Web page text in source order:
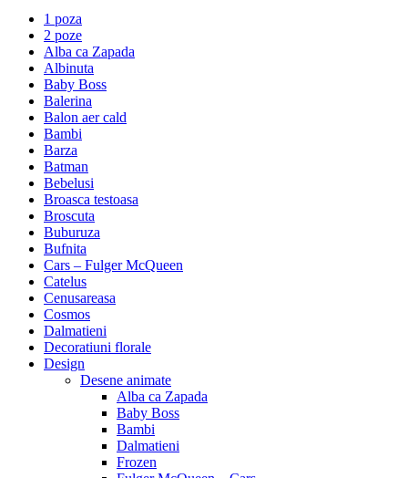
1 poza
2 poze
Alba ca Zapada
Albinuta
Baby Boss
Balerina
Balon aer cald
Bambi
Barza
Batman
Bebelusi
Broasca testoasa
Broscuta
Buburuza
Bufnita
Cars – Fulger McQueen
Catelus
Cenusareasa
Cosmos
Dalmatieni
Decoratiuni florale
Design
Desene animate
Alba ca Zapada
Baby Boss
Bambi
Dalmatieni
Frozen